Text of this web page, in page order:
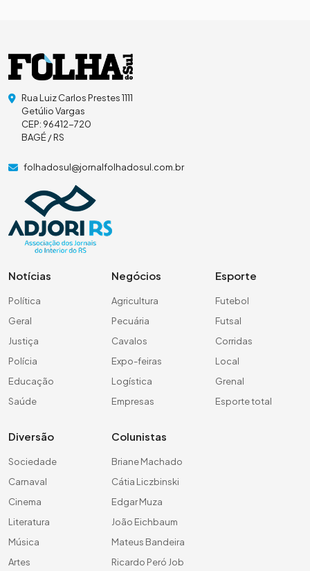
Rua Luiz Carlos Prestes 1111
Getúlio Vargas
CEP: 96412-720
BAGÉ / RS
folhadosul@jornalfolhadosul.com.br
Notícias
Política
Geral
Justiça
Polícia
Educação
Saúde
Negócios
Agricultura
Pecuária
Cavalos
Expo-feiras
Logística
Empresas
Esporte
Futebol
Futsal
Corridas
Local
Grenal
Esporte total
Diversão
Sociedade
Carnaval
Cinema
Literatura
Música
Artes
Colunistas
Briane Machado
Cátia Liczbinski
Edgar Muza
João Eichbaum
Mateus Bandeira
Ricardo Peró Job